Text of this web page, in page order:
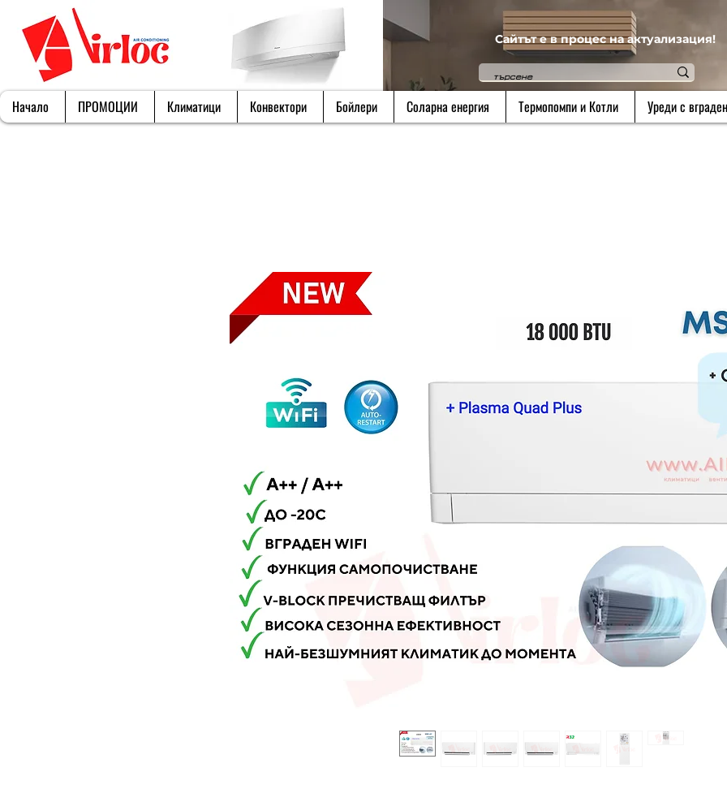
Сайтът е в процес на актуализация!
Начало ПРОМОЦИИ Климатици Конвектори Бойлери Соларна енергия Термопомпи и Котли Уреди с